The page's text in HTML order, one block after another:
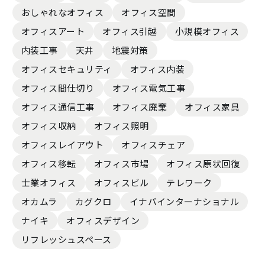
おしゃれなオフィス
オフィス空間
オフィスアート
オフィス引越
小規模オフィス
内装工事
天井
地震対策
オフィスセキュリティ
オフィス内装
オフィス間仕切り
オフィス電気工事
オフィス通信工事
オフィス廃棄
オフィス家具
オフィス収納
オフィス照明
オフィスレイアウト
オフィスチェア
オフィス移転
オフィス市場
オフィス原状回復
士業オフィス
オフィスビル
テレワーク
オカムラ
カグクロ
イナバインターナショナル
ナイキ
オフィスデザイン
リフレッシュスペース